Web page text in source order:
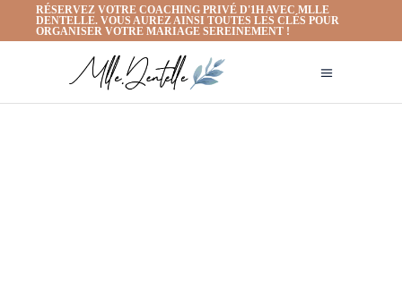
RÉSERVEZ VOTRE COACHING PRIVÉ D'1H AVEC MLLE
DENTELLE. VOUS AUREZ AINSI TOUTES LES CLÉS POUR
ORGANISER VOTRE MARIAGE SEREINEMENT !